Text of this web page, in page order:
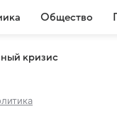
Общество
кризис